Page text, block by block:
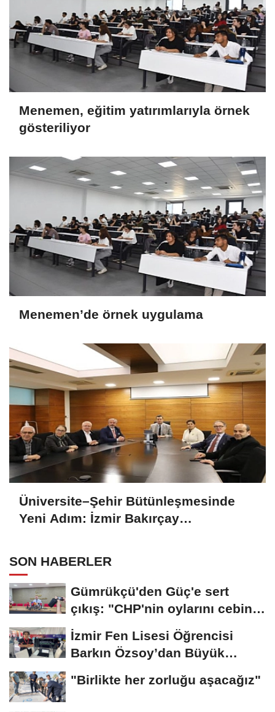
Menemen, eğitim yatırımlarıyla örnek
gösteriliyor
Menemen’de örnek uygulama
Üniversite–Şehir Bütünleşmesinde
Yeni Adım: İzmir Bakırçay
SON HABERLER
Gümrükçü'den Güç'e sert
çıkış: "CHP'nin oylarını cebine
koyup...
İzmir Fen Lisesi Öğrencisi
Barkın Özsoy’dan Büyük
"Birlikte her zorluğu aşacağız"